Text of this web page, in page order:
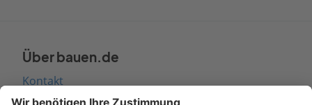
Über bauen.de
Kontakt